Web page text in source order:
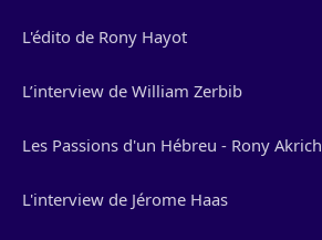
L'édito de Rony Hayot
L’interview de William Zerbib
Les Passions d'un Hébreu - Rony Akrich
L'interview de Jérome Haas